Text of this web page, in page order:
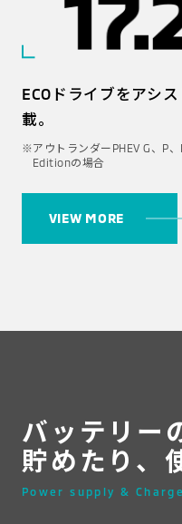
ECOドライブをアシ
載。
※アウトランダーPHEV G、P
Editionの場合
VIEW MORE
バッテリー
貯めたり、
Power supply & Charge